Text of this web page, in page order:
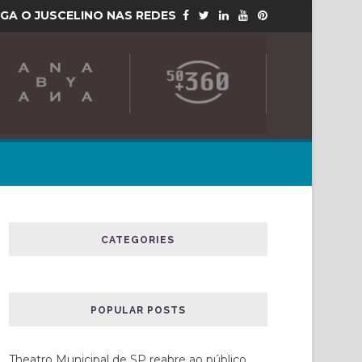
O JUSCELINO NAS REDES
CATEGORIES
POPULAR POSTS